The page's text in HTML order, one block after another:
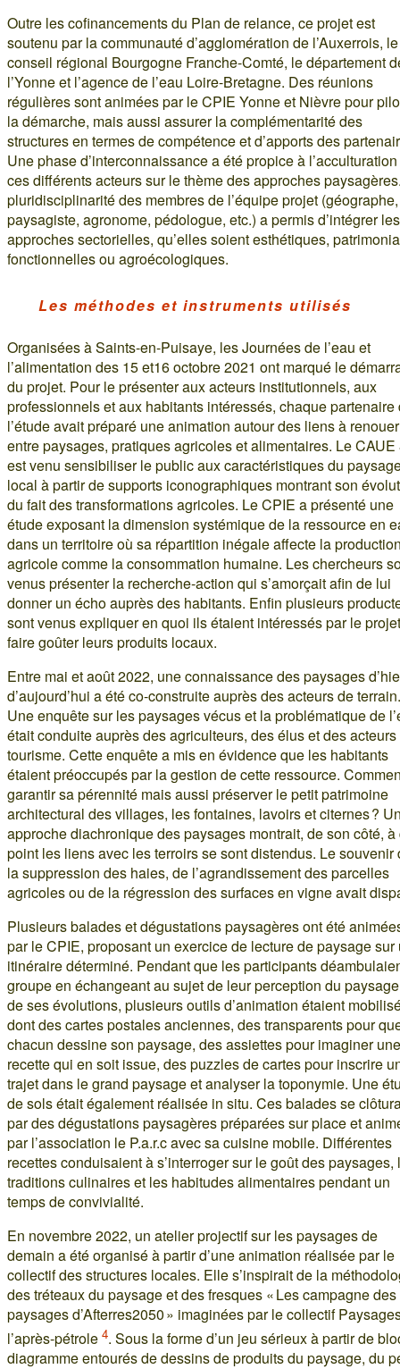
Outre les cofinancements du Plan de relance, ce projet est
soutenu par la communauté d’agglomération de l’Auxerrois, le
conseil régional Bourgogne Franche-Comté, le département
l’Yonne et l’agence de l’eau Loire-Bretagne. Des réunions
régulières sont animées par le CPIE Yonne et Nièvre pour
la démarche, mais aussi assurer la complémentarité des
structures en termes de compétence et d’apports des
Une phase d’interconnaissance a été propice à
ces différents acteurs sur le thème des approches
pluridisciplinarité des membres de l’équipe projet (géographe,
paysagiste, agronome, pédologue, etc.) a permis d’intégrer les
approches sectorielles, qu’elles soient esthétiques,
fonctionnelles ou agroécologiques.
Les méthodes et instruments utilisés
Organisées à Saints-en-Puisaye, les Journées de l’eau et
l’alimentation des 15 et16 octobre 2021 ont marqué le
du projet. Pour le présenter aux acteurs institutionnels, aux
professionnels et aux habitants intéressés, chaque partenaire
l’étude avait préparé une animation autour des liens à renouer
entre paysages, pratiques agricoles et alimentaires. Le CAUE
est venu sensibiliser le public aux caractéristiques du
local à partir de supports iconographiques montrant son
du fait des transformations agricoles. Le CPIE a présenté une
étude exposant la dimension systémique de la ressource en
dans un territoire où sa répartition inégale affecte la
agricole comme la consommation humaine. Les chercheurs
venus présenter la recherche‑action qui s’amorçait afin de lui
donner un écho auprès des habitants. Enfin plusieurs
sont venus expliquer en quoi ils étaient intéressés par le
faire goûter leurs produits locaux.
Entre mai et août 2022, une connaissance des paysages
d’aujourd’hui a été co-construite auprès des acteurs de terrain.
Une enquête sur les paysages vécus et la problématique de
était conduite auprès des agriculteurs, des élus et des
tourisme. Cette enquête a mis en évidence que les habitants
étaient préoccupés par la gestion de cette ressource.
garantir sa pérennité mais aussi préserver le petit patrimoine
architectural des villages, les fontaines, lavoirs et citernes ?
approche diachronique des paysages montrait, de son côté, à
point les liens avec les terroirs se sont distendus. Le souvenir
la suppression des haies, de l’agrandissement des parcelles
agricoles ou de la régression des surfaces en vigne avait
Plusieurs balades et dégustations paysagères ont été
par le CPIE, proposant un exercice de lecture de paysage sur
itinéraire déterminé. Pendant que les participants
groupe en échangeant au sujet de leur perception du
de ses évolutions, plusieurs outils d’animation étaient
dont des cartes postales anciennes, des transparents pour
chacun dessine son paysage, des assiettes pour imaginer une
recette qui en soit issue, des puzzles de cartes pour inscrire
trajet dans le grand paysage et analyser la toponymie. Une
de sols était également réalisée in situ. Ces balades se
par des dégustations paysagères préparées sur place et
par l’association le P.a.r.c avec sa cuisine mobile. Différentes
recettes conduisaient à s’interroger sur le goût des paysages,
traditions culinaires et les habitudes alimentaires pendant un
temps de convivialité.
En novembre 2022, un atelier projectif sur les paysages de
demain a été organisé à partir d’une animation réalisée par le
collectif des structures locales. Elle s’inspirait de la
des tréteaux du paysage et des fresques « Les campagne des
paysages d’Afterres2050 » imaginées par le collectif
l’après-pétrole 4. Sous la forme d’un jeu sérieux à partir de
diagramme entourés de dessins de produits du paysage, du